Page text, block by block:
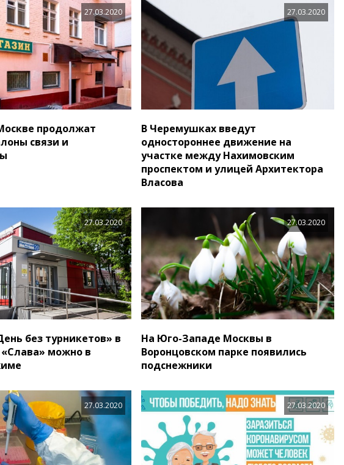
27.03.2020
продолжат
связи и
27.03.2020
В Черемушках введут
одностороннее движение на
участке между Нахимовским
проспектом и улицей Архитектора
Власова
27.03.2020
без турникетов» в
«Слава» можно в
27.03.2020
На Юго-Западе Москвы в
Воронцовском парке появились
подснежники
27.03.2020 27.03.2020